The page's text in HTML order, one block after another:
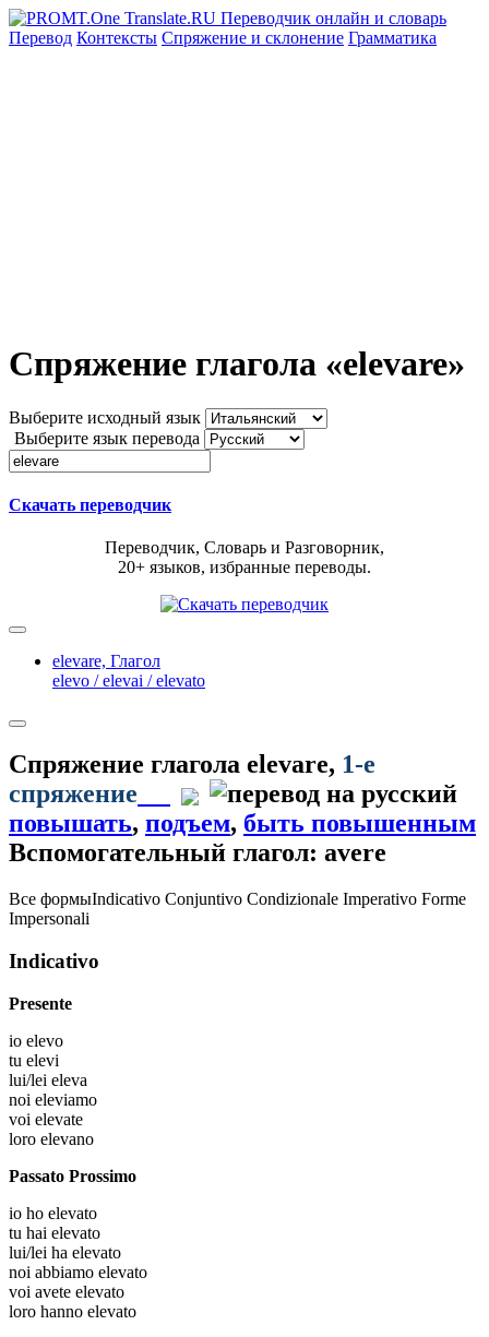
Перевод Контексты Спряжение и склонение Грамматика
Спряжение глагола «elevare»
Выберите исходный язык
Выберите язык перевода
Скачать переводчик
Переводчик, Словарь и Разговорник,
20+ языков, избранные переводы.
elevare, Глагол
elevo / elevai / elevato
Спряжение глагола elevare, 1-е
спряжение
повышать, подъем, быть повышенным
Вспомогательный глагол: avere
Все формыIndicativo Conjuntivo Condizionale Imperativo Forme
Impersonali
Indicativo
Presente
io elevo
tu elevi
lui/lei eleva
noi eleviamo
voi elevate
loro elevano
Passato Prossimo
io ho elevato
tu hai elevato
lui/lei ha elevato
noi abbiamo elevato
voi avete elevato
loro hanno elevato